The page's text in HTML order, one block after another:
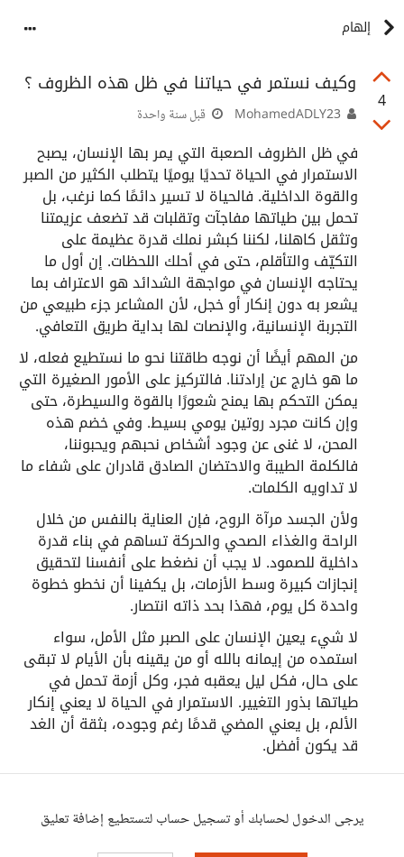
إلهام
4
وكيف نستمر في حياتنا في ظل هذه الظروف ؟
قبل سنة واحدة
في ظل الظروف الصعبة التي يمر بها الإنسان، يصبح
الاستمرار في الحياة تحديًا يوميًا يتطلب الكثير من الصبر
والقوة الداخلية. فالحياة لا تسير دائمًا كما نرغب، بل
تحمل بين طياتها مفاجآت وتقلبات قد تضعف عزيمتنا
وتثقل كاهلنا، لكننا كبشر نملك قدرة عظيمة على
التكيّف والتأقلم، حتى في أحلك اللحظات. إن أول ما
يحتاجه الإنسان في مواجهة الشدائد هو الاعتراف بما
يشعر به دون إنكار أو خجل، لأن المشاعر جزء طبيعي من
التجربة الإنسانية، والإنصات لها بداية طريق التعافي.
من المهم أيضًا أن نوجه طاقتنا نحو ما نستطيع فعله، لا
ما هو خارج عن إرادتنا. فالتركيز على الأمور الصغيرة التي
يمكن التحكم بها يمنح شعورًا بالقوة والسيطرة، حتى
وإن كانت مجرد روتين يومي بسيط. وفي خضم هذه
المحن، لا غنى عن وجود أشخاص نحبهم ويحبوننا،
فالكلمة الطيبة والاحتضان الصادق قادران على شفاء ما
لا تداويه الكلمات.
ولأن الجسد مرآة الروح، فإن العناية بالنفس من خلال
الراحة والغذاء الصحي والحركة تساهم في بناء قدرة
داخلية للصمود. لا يجب أن نضغط على أنفسنا لتحقيق
إنجازات كبيرة وسط الأزمات، بل يكفينا أن نخطو خطوة
واحدة كل يوم، فهذا بحد ذاته انتصار.
لا شيء يعين الإنسان على الصبر مثل الأمل، سواء
استمده من إيمانه بالله أو من يقينه بأن الأيام لا تبقى
على حال، فكل ليل يعقبه فجر، وكل أزمة تحمل في
طياتها بذور التغيير. الاستمرار في الحياة لا يعني إنكار
الألم، بل يعني المضي قدمًا رغم وجوده، بثقة أن الغد
قد يكون أفضل.
يرجى الدخول لحسابك أو تسجيل حساب لتستطيع إضافة تعليق